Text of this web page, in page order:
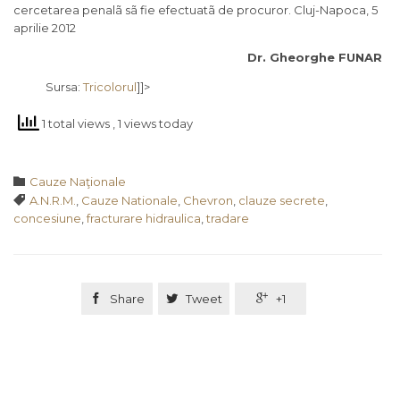
cercetarea penalã sã fie efectuatã de procuror. Cluj-Napoca, 5
aprilie 2012
Dr. Gheorghe FUNAR
Sursa:Tricolorul]]>
1 total views , 1 views today
 Category
Cauze Naţionale
 Tags
A.N.R.M. Cauze Nationale Chevron clauze secrete
concesiune ,fracturare hidraulica ,tradare
 Share  Tweet  +1